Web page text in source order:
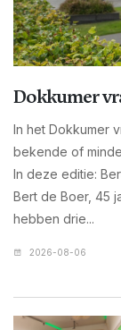
Dokkumer
In het Dokkumer
bekende of
In deze editie:
Bert de Boer, 45
hebben drie...
2026-08-06